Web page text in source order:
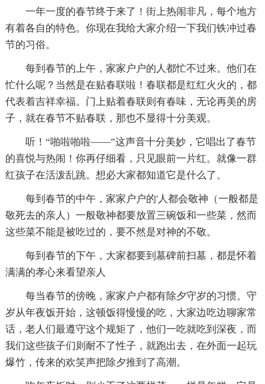
一年一度的春节终于来了！街上热闹非凡，每个地方
有着各自的特色。你现在我给大家介绍一下我们铁冲过春
节的习俗。
每到春节的上午，家家户户的人都忙不过来。他们在
忙什么呢？当然是在贴春联啦！春联都是红红火火的，都
代表着吉祥幸福。门上贴着春联则有春味，无论再美的房
子，就在春节不贴春联，那也不显得十分美观。
听！“啪啦啪啦——”这声音十分美妙，它唱出了春节
的喜悦与热闹！你再仔细看，只见眼前一片红。就像一群
红孩子在活泼乱跳。想必大家都知道它是什么了。
每到春节的中午，家家户户的'人都会敬神（一般都是
敬死去的亲人）一般敬神都要放置三碗饭和一些菜，然而
这些菜不能是被吃过的，要不然是对神的不敬。
每到春节的下午，大家都要到墓碑前扫墓，都是怀着
满满的孝心来看望亲人
每当春节的傍晚，家家户户都有除夕守岁的习惯。守
岁从年夜饭开始，这顿饭得慢慢的吃，大家边吃边聊家常
话，老人们最遵守这个规矩了，他们一吃就吃到深夜，而
我们这些孩子们则耐不了性子，就跑出去，在外面一起玩
爆竹，传来的欢笑声把除夕推到了高潮。